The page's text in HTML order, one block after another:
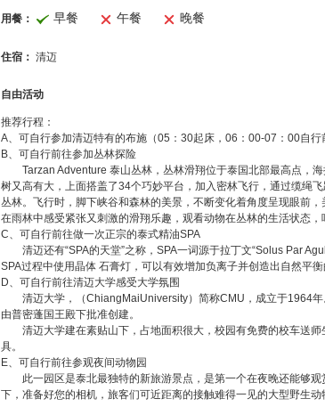
用餐： 早餐 午餐 晚餐
住宿： 清迈
自由活动
推荐行程：
A、可自行参加清迈特有的布施（05：30起床，06：00-07：00自行
B、可自行前往参加丛林探险
Tarzan Adventure 泰山丛林，丛林滑翔位于泰国北部最高点，海
树又高有大，上面搭盖了34个巧妙平台，加入密林飞行，通过缆绳
丛林。飞行时，脚下峡谷和森林的美景，不断变化着角度呈现眼前
在雨林中感受紧张又刺激的滑翔乐趣，观看动物在丛林的生活状态
C、可自行前往做一次正宗的泰式精油SPA
清迈还有“SPA的天堂”之称，SPA一词源于拉丁文“Solus Par
SPA过程中使用晶体 石膏灯，可以有效增加负离子并创造出自然平
D、可自行前往清迈大学感受大学氛围
清迈大学，（ChiangMaiUniversity）简称CMU，成立于1964年
由普密蓬国王殿下批准创建。
清迈大学建在素贴山下，占地面积很大，校园有免费的校车送师
具。
E、可自行前往参观夜间动物园
此一园区是泰北最独特的新旅游景点，是第一个在夜晚还能够观
下，准备好您的相机，旅客们可近距离的接触难得一见的大型野生